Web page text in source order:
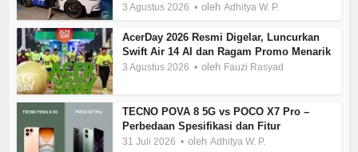
3 Agustus 2026 olehAdhitya W. P.
AcerDay 2026 Resmi Digelar, Luncurkan
Swift Air 14 AI dan Ragam Promo Menarik
3 Agustus 2026 oleh Fauzi Rasyad
TECNO POVA 8 5G vs POCO X7 Pro –
Perbedaan Spesifikasi dan Fitur
31 Juli 2026 olehAdhitya W. P.